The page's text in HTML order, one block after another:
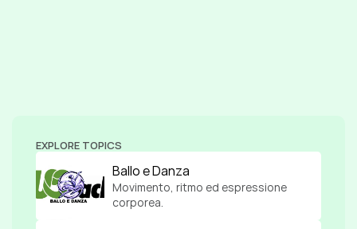
EXPLORE TOPICS
Ballo e Danza
Movimento, ritmo ed espressione
corporea.